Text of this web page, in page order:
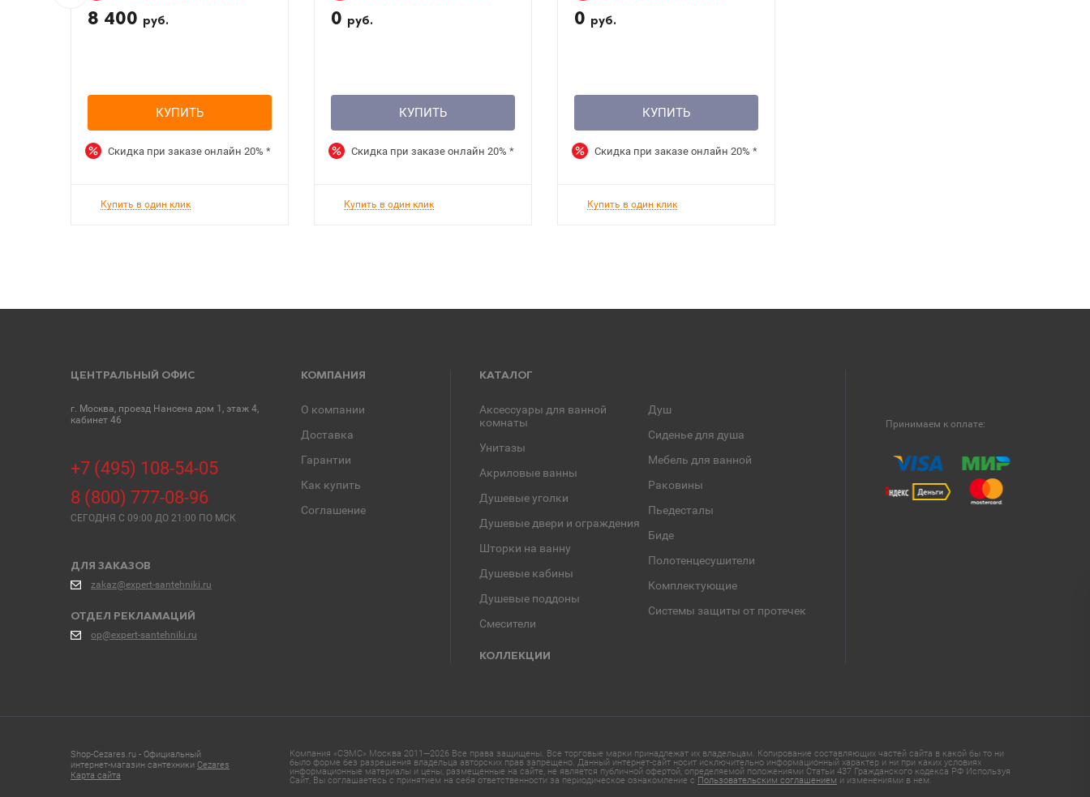
8 400 руб.
КУПИТЬ
Скидка при заказе онлайн 20% *
Купить в один клик
0 руб.
КУПИТЬ
Скидка при заказе онлайн 20% *
Купить в один клик
0 руб.
КУПИТЬ
Скидка при заказе онлайн 20% *
Купить в один клик
ЦЕНТРАЛЬНЫЙ ОФИС
г. Москва, проезд Нансена дом 1, этаж 4,
кабинет 46
+7 (495) 108-54-05
8 (800) 777-08-96
СЕГОДНЯ C 09:00 ДО 21:00 ПО МСК
ДЛЯ ЗАКАЗОВ
zakaz@expert-santehniki.ru
ОТДЕЛ РЕКЛАМАЦИЙ
op@expert-santehniki.ru
КОМПАНИЯ
О компании
Доставка
Гарантии
Как купить
Соглашение
КАТАЛОГ
Аксессуары для ванной
комнаты
Унитазы
Акриловые ванны
Душевые уголки
Душевые двери и ограждения
Шторки на ванну
Душевые кабины
Душевые поддоны
Смесители
Душ
Сиденье для душа
Мебель для ванной
Раковины
Пьедесталы
Биде
Полотенцесушители
Комплектующие
Системы защиты от протечек
КОЛЛЕКЦИИ
Принимаем к оплате:
Shop-Cezares.ru - Официальный
интернет-магазин сантехники Cezares
Карта сайта
Компания «СЭМС» Москва 2011—2026 Все права защищены. Все торговые марки принадлежат их владельцам. Копирование составляющих частей сайта в какой бы то ни
было форме без разрешения владельца авторских прав запрещено. Данный интернет-сайт носит исключительно информационный характер и ни при каких условиях
информационные материалы и цены, размещенные на сайте, не является публичной офертой, определяемой положениями Статьи 437 Гражданского кодекса РФ Используя
Сайт, Вы соглашаетесь с принятием на себя ответственности за периодическое ознакомление с Пользовательским соглашением и изменениями в нем.